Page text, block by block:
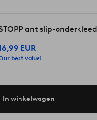
STOPP antislip-onderkleed
EUR
best value!
In winkelwagen